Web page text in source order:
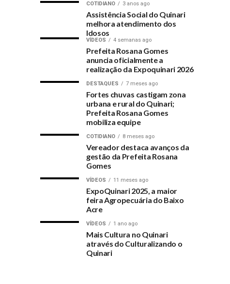
COTIDIANO 3 anos ago
Assistência Social do Quinari
melhora atendimento dos
Idosos
VÍDEOS 4 semanas ago
Prefeita Rosana Gomes
anuncia oficialmente a
realização da Expoquinari 2026
DESTAQUES 7 meses ago
Fortes chuvas castigam zona
urbana e rural do Quinari;
Prefeita Rosana Gomes
mobiliza equipe
COTIDIANO 8 meses ago
Vereador destaca avanços da
gestão da Prefeita Rosana
Gomes
VÍDEOS 11 meses ago
ExpoQuinari 2025, a maior
feira Agropecuária do Baixo
Acre
VÍDEOS 1 ano ago
Mais Cultura no Quinari
através do Culturalizando o
Quinari